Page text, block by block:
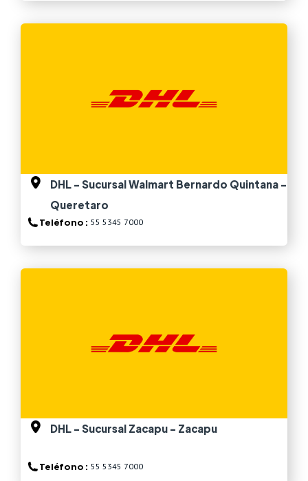
DHL - Sucursal Walmart Bernardo Quintana -
Queretaro
Teléfono : 55 5345 7000
DHL - Sucursal Zacapu - Zacapu
Teléfono : 55 5345 7000